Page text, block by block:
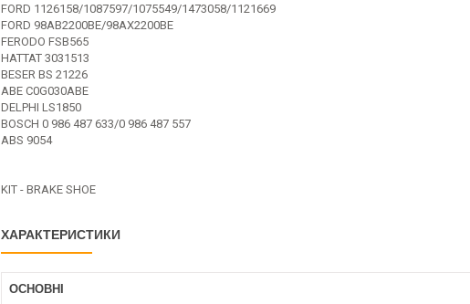
FORD 1126158/1087597/1075549/1473058/1121669
FORD 98AB2200BE/98AX2200BE
FERODO FSB565
HATTAT 3031513
BESER BS 21226
ABE C0G030ABE
DELPHI LS1850
BOSCH 0 986 487 633/0 986 487 557
ABS 9054
KIT - BRAKE SHOE
ХАРАКТЕРИСТИКИ
ОСНОВНІ